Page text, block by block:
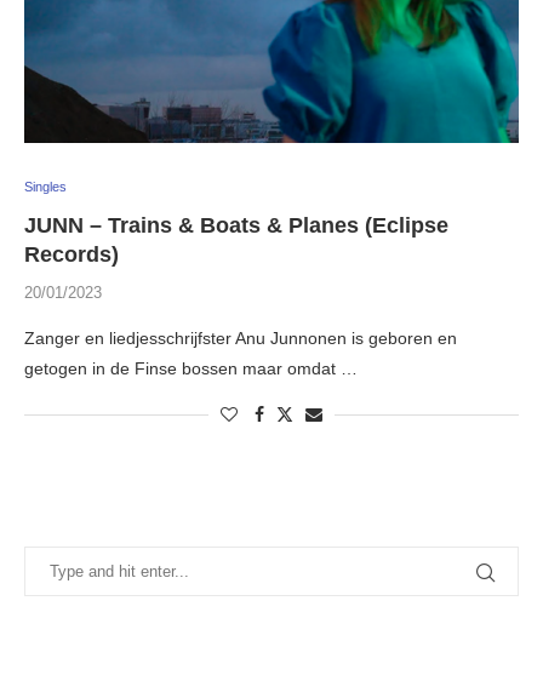
Singles
JUNN – Trains & Boats & Planes (Eclipse
Records)
20/01/2023
Zanger en liedjesschrijfster Anu Junnonen is geboren en
getogen in de Finse bossen maar omdat …